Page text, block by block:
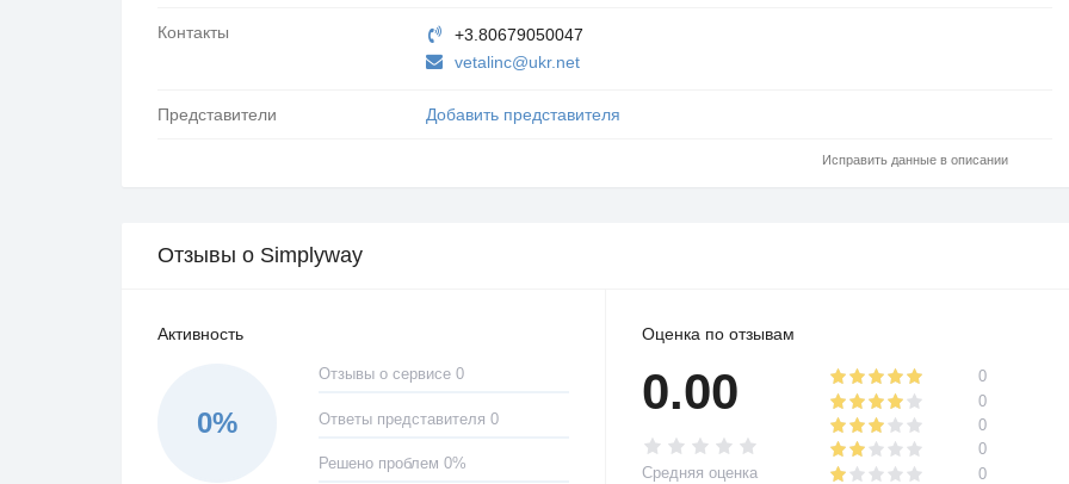
Контакты
+3.80679050047
vetalinc@ukr.net
Представители Добавить представителя
Исправить данные в описании
Отзывы о Simplyway
Активность
0%
Отзывы о сервисе 0
Ответы представителя 0
Решено проблем 0%
Оценка по отзывам
0.00
Средняя оценка
0
0
0
0
0